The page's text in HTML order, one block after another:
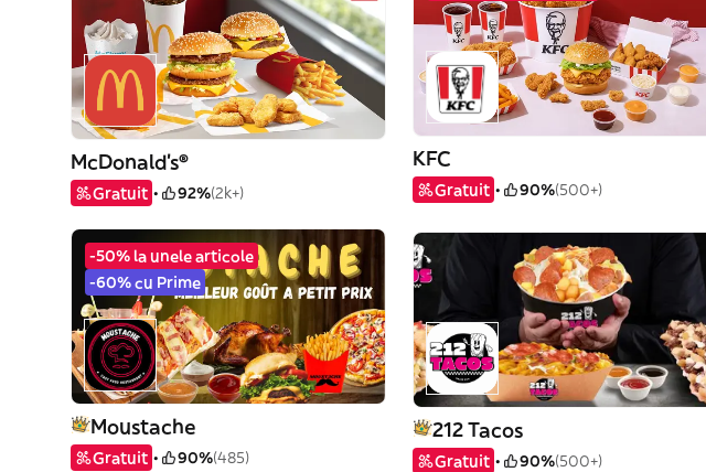
McDonald's®
Gratuit 92%(2k+)
KFC
Gratuit 90%(500+)
-50% la unele articole
-60% cu Prime
Moustache
Gratuit 90%(485)
212 Tacos
Gratuit 90%(500+)